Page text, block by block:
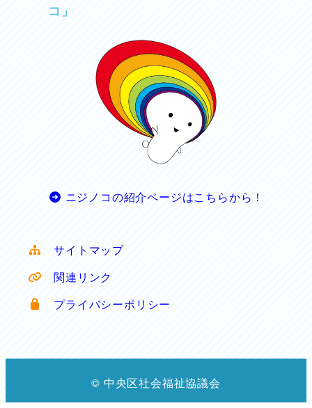
コ」
ニジノコの紹介ページはこちらから！
サイトマップ
関連リンク
プライバシーポリシー
© 中央区社会福祉協議会